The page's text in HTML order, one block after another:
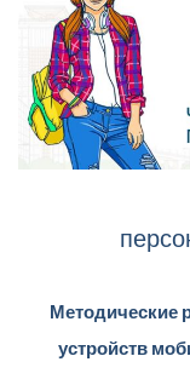
Методические
устройств